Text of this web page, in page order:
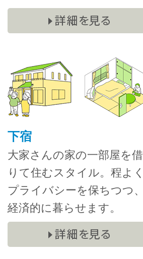
下宿
大家さんの家の一部屋を借
りて住むスタイル。程よく
プライバシーを保ちつつ、
経済的に暮らせます。